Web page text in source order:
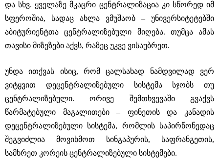
და სხვ. ყველაზე მკაცრი ცენტრალიზაცია კი სწორედ იმ
სფეროშია, სადაც ახლა ვმუშაობ – უნივერსიტეტებში
აბიტურიენტთა ცენტრალიზებული მიღება. თუმცა ამას
თავისი მიზეზები აქვს, რაზეც უკვე ვისაუბრეთ.
უნდა ითქვას ისიც, რომ ცალსახად ნამდვილად ვერ
ვიტყვით დეცენტრალიზებული სისტემა სჯობს თუ
ცენტრალიზებული. ორივე შემთხვევაში გვაქვს
წარმატებული მაგალითები – ფინეთის და კანადის
დეცენტრალიზებული სისტემა, რომლის საპირწონედაც
შეგვიძლია მოვიხმოთ სინგაპურის, საფრანგეთის,
სამხრეთ კორეის ცენტრალიზებული სისტემები.